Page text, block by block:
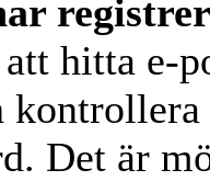
hitta e-
kontrollera
Det är